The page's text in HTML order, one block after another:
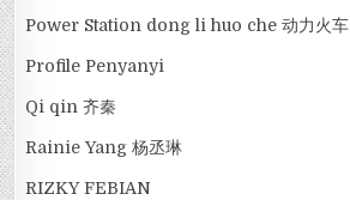
Power Station dong li huo che 动力火车
Profile Penyanyi
Qi qin 齐秦
Rainie Yang 杨丞琳
RIZKY FEBIAN